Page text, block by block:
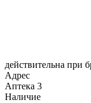
действительна при
Адрес
Аптека 3
Наличие